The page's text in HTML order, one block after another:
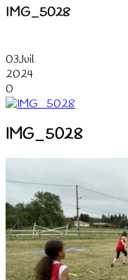
IMG_5028
03Juil
2024
0
IMG_5028